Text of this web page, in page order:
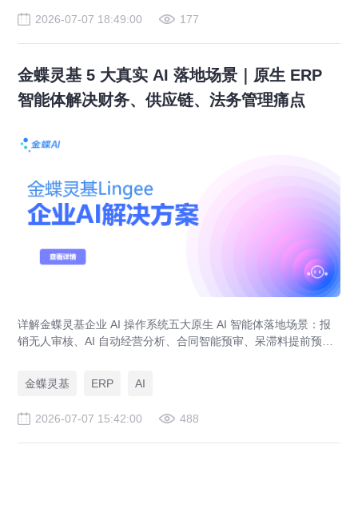
2026-07-07 18:49:00 177
金蝶灵基 5 大真实 AI 落地场景｜原生 ERP
智能体解决财务、供应链、法务管理痛点
详解金蝶灵基企业 AI 操作系统五大原生 AI 智能体落地场景：报
销无人审核、AI 自动经营分析、合同智能预审、呆滞料提前预
金蝶灵基
ERP AI
2026-07-07 15:42:00 488